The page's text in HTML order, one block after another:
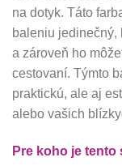
na dotyk. Táto
baleniu jedinečný,
a zároveň ho
cestovaní. Týmto
praktickú, ale aj
alebo vašich
Pre koho je tento